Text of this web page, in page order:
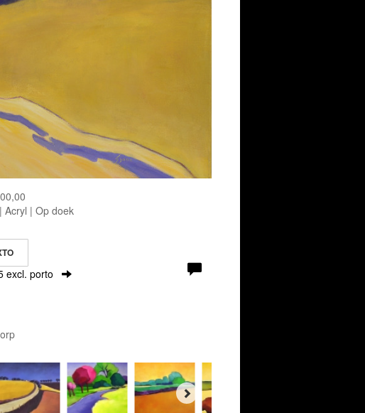
Acryl | Op doek
excl. porto